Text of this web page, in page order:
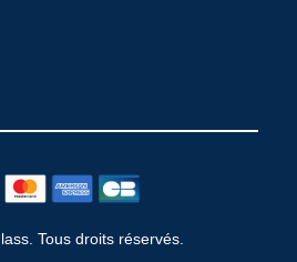
Tous droits réservés.